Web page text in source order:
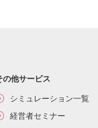
の他サービス
シミュレーション一覧
経営者セミナー